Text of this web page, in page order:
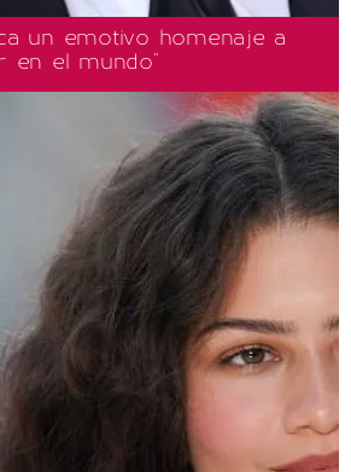
un emotivo homenaje a
en el mundo"